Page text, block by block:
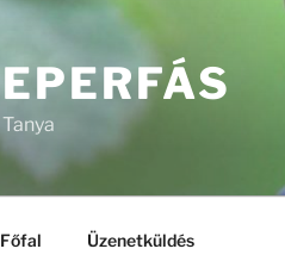
EPERFÁS
Tanya
Főfal Üzenetküldés